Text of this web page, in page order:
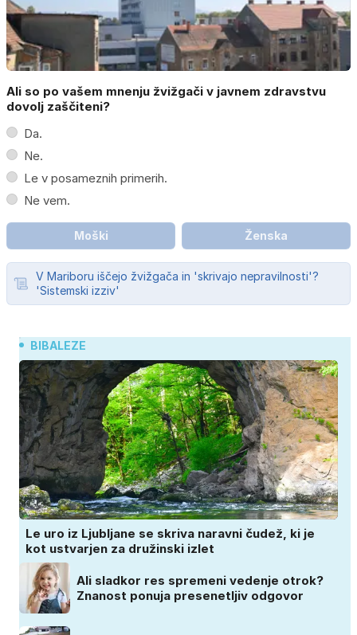
Ali so po vašem mnenju žvižgači v javnem zdravstvu
dovolj zaščiteni?
Da.
Ne.
Le v posameznih primerih.
Ne vem.
Moški Ženska
V Mariboru iščejo žvižgača in 'skrivajo nepravilnosti'?
'Sistemski izziv'
BIBALEZE
Le uro iz Ljubljane se skriva naravni čudež, ki je
kot ustvarjen za družinski izlet
Ali sladkor res spremeni vedenje otrok?
Znanost ponuja presenetljiv odgovor